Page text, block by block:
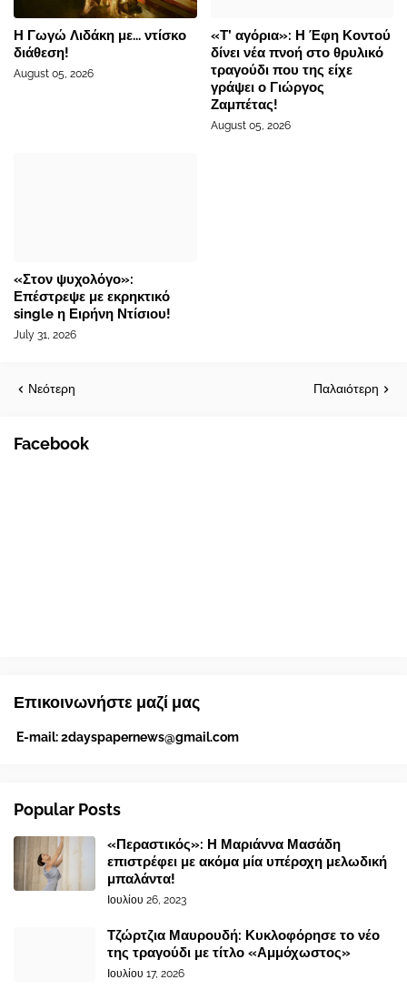
Η Γωγώ Λιδάκη με... ντίσκο
διάθεση!
August 05, 2026
«Τ’ αγόρια»: Η Έφη Κοντού
δίνει νέα πνοή στο θρυλικό
τραγούδι που της είχε
γράψει ο Γιώργος
Ζαμπέτας!
August 05, 2026
«Στον ψυχολόγο»:
Επέστρεψε με εκρηκτικό
single η Ειρήνη Ντίσιου!
July 31, 2026
Νεότερη Παλαιότερη
Facebook
Επικοινωνήστε μαζί μας
E-mail:2dayspapernews@gmail.com
Popular Posts
«Περαστικός»: Η Μαριάννα Μασάδη
επιστρέφει με ακόμα μία υπέροχη μελωδική
μπαλάντα!
Ιουλίου 26, 2023
Τζώρτζια Μαυρουδή: Κυκλοφόρησε το νέο
της τραγούδι με τίτλο «Αμμόχωστος»
Ιουλίου 17, 2026